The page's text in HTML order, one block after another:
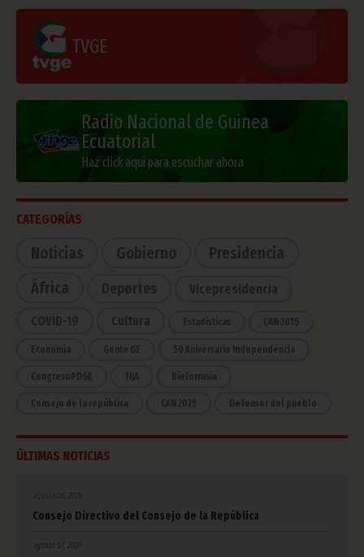
TVGE
Radio Nacional de Guinea
Ecuatorial
Haz click aquí para escuchar ahora
CATEGORÍAS
Noticias Gobierno
Presidencia
África
Deportes Vicepresidencia
COVID-19 Cultura Estadísticas CAN 2015
Economía Gente GE 50 Aniversario Independencia
CongresoPDGE FIJA Bielorrusia
Consejo de la república CAN 2025 Defensor del pueblo
ÚLTIMAS NOTICIAS
agosto 08, 2026
Consejo Directivo del Consejo de la República
agosto 07, 2026